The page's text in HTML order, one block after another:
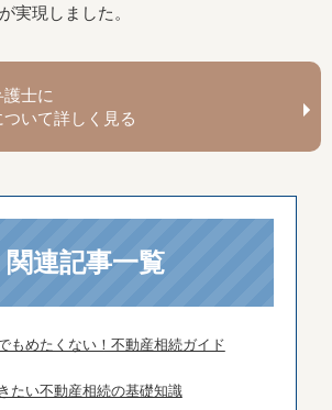
実現しました。
士に
いて詳しく見る
関連記事一覧
もめたくない！不動産相続ガイド
たい不動産相続の基礎知識